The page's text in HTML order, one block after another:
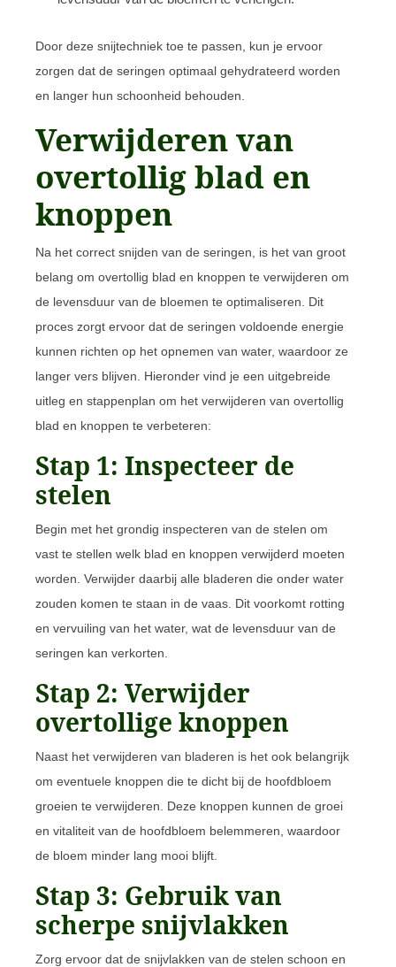
Door deze snijtechniek toe te passen, kun je ervoor
zorgen dat de seringen optimaal gehydrateerd worden
en langer hun schoonheid behouden.
Verwijderen van
overtollig blad en
knoppen
Na het correct snijden van de seringen, is het van groot
belang om overtollig blad en knoppen te verwijderen om
de levensduur van de bloemen te optimaliseren. Dit
proces zorgt ervoor dat de seringen voldoende energie
kunnen richten op het opnemen van water, waardoor ze
langer vers blijven. Hieronder vind je een uitgebreide
uitleg en stappenplan om het verwijderen van overtollig
blad en knoppen te verbeteren:
Stap 1: Inspecteer de
stelen
Begin met het grondig inspecteren van de stelen om
vast te stellen welk blad en knoppen verwijderd moeten
worden. Verwijder daarbij alle bladeren die onder water
zouden komen te staan in de vaas. Dit voorkomt rotting
en vervuiling van het water, wat de levensduur van de
seringen kan verkorten.
Stap 2: Verwijder
overtollige knoppen
Naast het verwijderen van bladeren is het ook belangrijk
om eventuele knoppen die te dicht bij de hoofdbloem
groeien te verwijderen. Deze knoppen kunnen de groei
en vitaliteit van de hoofdbloem belemmeren, waardoor
de bloem minder lang mooi blijft.
Stap 3: Gebruik van
scherpe snijvlakken
Zorg ervoor dat de snijvlakken van de stelen schoon en